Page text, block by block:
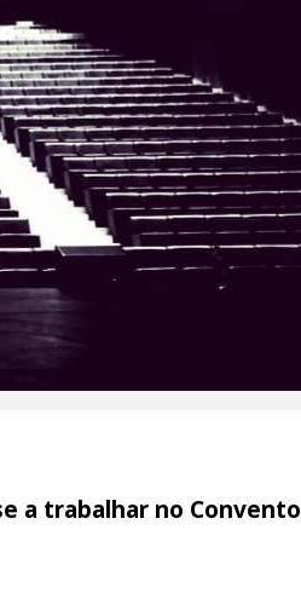
a trabalhar no Convento